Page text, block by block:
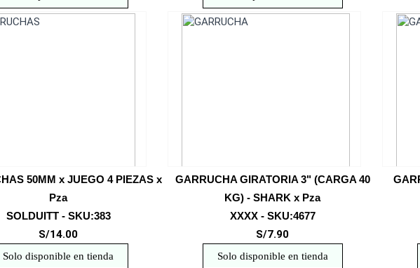
50MM x JUEGO 4 PIEZAS x
Pza
SOLDUITT - SKU:383
S/14.00
Solo disponible en tienda
GARRUCHA GIRATORIA 3" (CARGA 40
KG) - SHARK x Pza
XXXX - SKU:4677
S/7.90
Solo disponible en tienda